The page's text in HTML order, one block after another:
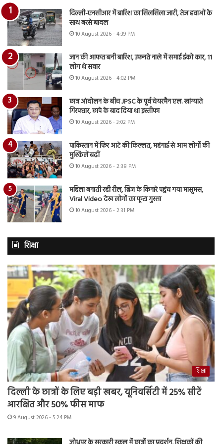
दिल्ली-एनसीआर में बारिश का सिलसिला जारी, तेज हवाओं के
साथ बरसे बादल
10 August 2026 - 4:39 PM
जान की आफत बनी बारिश, उफनते नाले में समाई ईको कार, 11
लोग थे सवार
10 August 2026 - 4:02 PM
छात्र आंदोलन के बीच JPSC के पूर्व चेयरमैन एल. खांग्याते
गिरफ्तार, छापे के बाद दिया था इस्तीफा
10 August 2026 - 3:02 PM
पाकिस्तान में फिर आटे की किल्लत, महंगाई से आम लोगों की
मुश्किलें बढ़ीं
10 August 2026 - 2:38 PM
महिला बनाती रही रील, ब्रिज के किनारे पहुंच गया मासूमस,
Viral Video देख लोगों का फूटा गुस्सा
10 August 2026 - 2:31 PM
शिक्षा
शिक्षा
दिल्ली के छात्रों के लिए बड़ी खबर, यूनिवर्सिटी में 25% सीटें
आरक्षित और 50% फीस माफ
9 August 2026 - 5:24 PM